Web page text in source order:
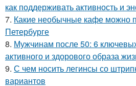
как поддерживать активность и
7. Какие необычные кафе можно
Петербурге
8. Мужчинам после 50: 6
активного и здорового образа
9. С чем носить легинсы со
вариантов